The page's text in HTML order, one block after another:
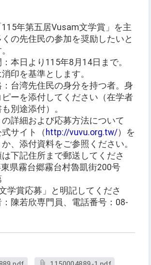
年第五居Vusam文学賞」を主
の先住民の参加を奨励したいと
本日より115年8月14日まで。
印を基準とします。
台湾先住民の身分を持つ者。身
ーを添付してください（在学者
別途添付）。
詳細および応募方法について
サイト（ http://vuvu.org.tw/）を
、添付資料をご参照ください。
下記住所まで郵送してくださ
県霧台郷霧台村魯凱街200号
学賞応募」と明記してくださ
陳若欣専門員、電話番号：08-